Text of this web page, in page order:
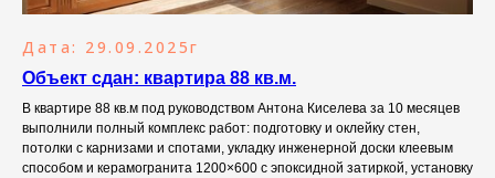
Дата: 29.09.2025г
Объект сдан: квартира 88 кв.м.
В квартире 88 кв.м под руководством Антона Киселева за 10 месяцев
выполнили полный комплекс работ: подготовку и оклейку стен,
потолки с карнизами и спотами, укладку инженерной доски клеевым
способом и керамогранита 1200×600 с эпоксидной затиркой, установку